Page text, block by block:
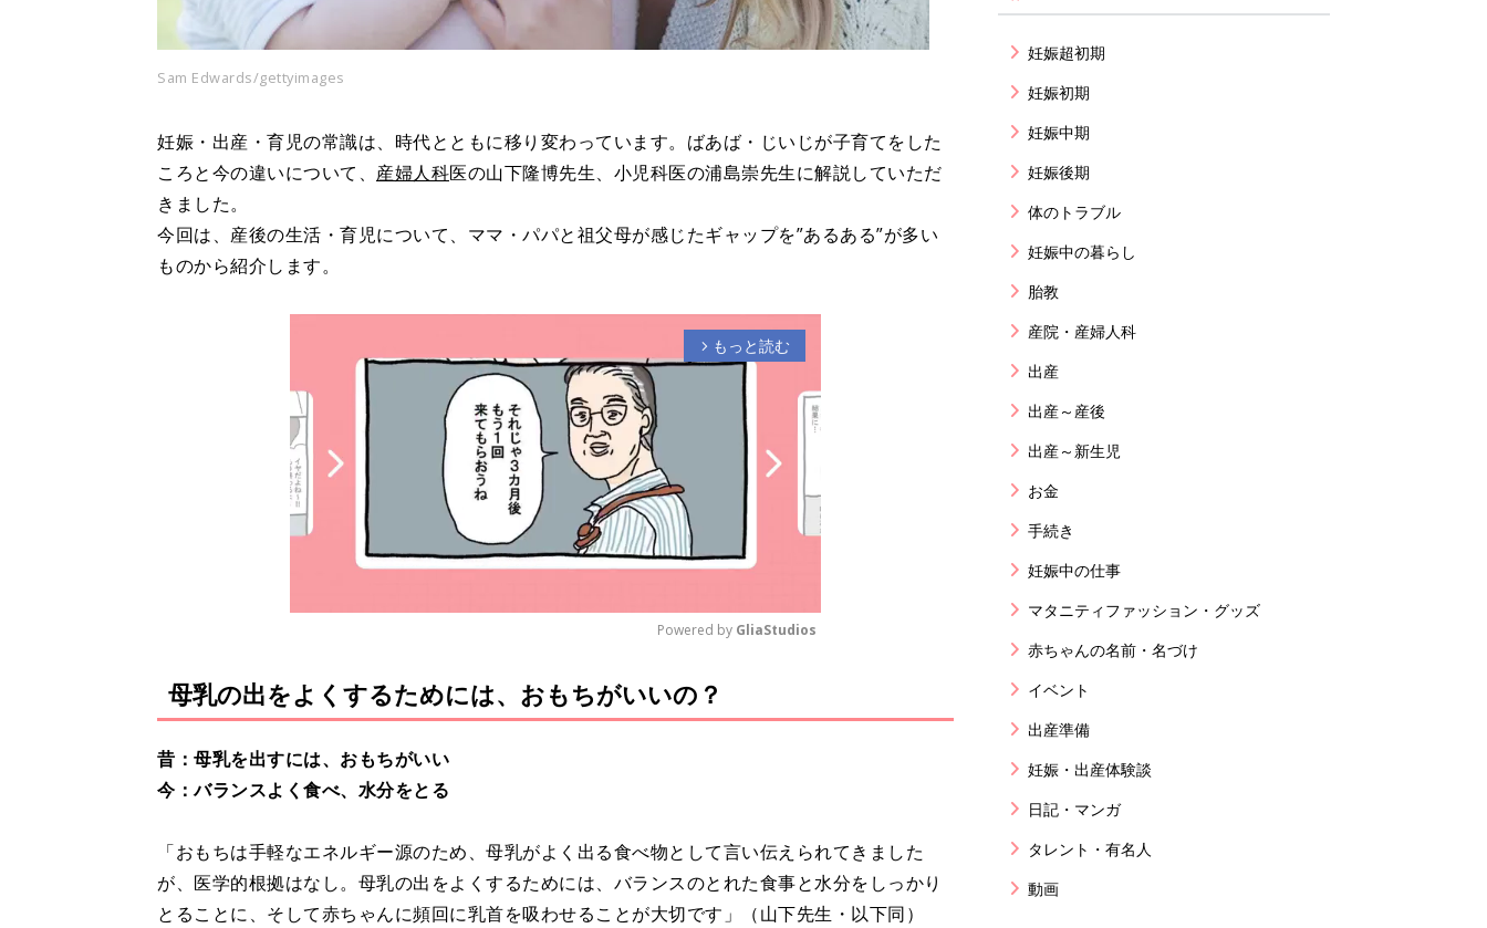
Sam Edwards/gettyimages
妊娠・出産・育児の常識は、時代とともに移り変わっています。ばあば・じいじが子育てをした
ころと今の違いについて、 産婦人科医の山下隆博先生、小児科医の浦島崇先生に解説していただ
きました。
今回は、産後の生活・育児について、ママ・パパと祖父母が感じたギャップを”あるある”が多い
ものから紹介します。
arrow_forward_ios もっと読む
u
Powered by GliaStudios
母乳の出をよくするためには、おもちがいいの？
昔：母乳を出すには、おもちがいい
今：バランスよく食べ、水分をとる
「おもちは手軽なエネルギー源のため、母乳がよく出る食べ物として言い伝えられてきました
が、医学的根拠はなし。母乳の出をよくするためには、バランスのとれた食事と水分をしっかり
とることに、そして赤ちゃんに頻回に乳首を吸わせることが大切です」（山下先生・以下同）
妊娠超初期
妊娠初期
妊娠中期
妊娠後期
体のトラブル
妊娠中の暮らし
胎教
産院・産婦人科
出産
出産～産後
出産～新生児
お金
手続き
妊娠中の仕事
マタニティファッション・グッズ
赤ちゃんの名前・名づけ
イベント
出産準備
妊娠・出産体験談
日記・マンガ
タレント・有名人
動画